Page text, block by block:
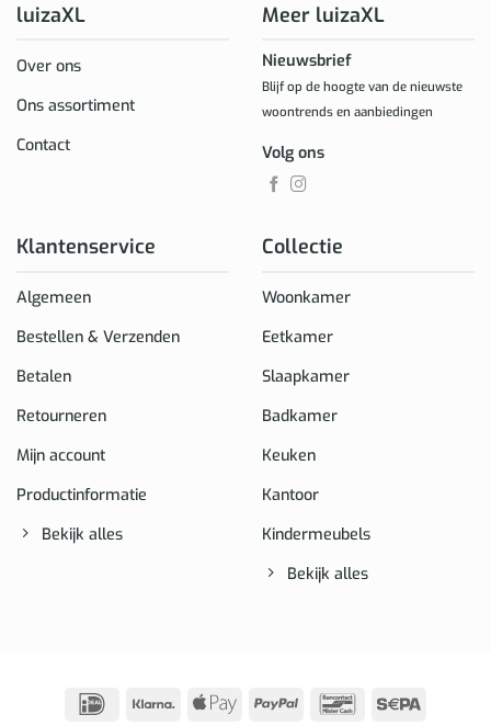
luizaXL
Over ons
Ons assortiment
Contact
Klantenservice
Algemeen
Bestellen & Verzenden
Betalen
Retourneren
Mijn account
Productinformatie
Bekijk alles
Collectie
Woonkamer
Eetkamer
Slaapkamer
Badkamer
Keuken
Kantoor
Kindermeubels
Bekijk alles
Meer luizaXL
Nieuwsbrief
Blijf op de hoogte van de nieuwste
woontrends en aanbiedingen
Volg ons
IDeal Klarna
Apple
PayPal BancontactSepa